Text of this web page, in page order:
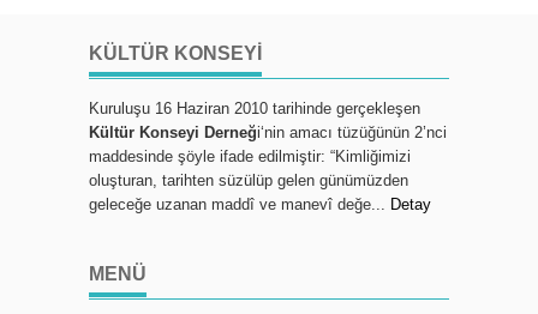
KÜLTÜR KONSEYI
Kuruluşu 16 Haziran 2010 tarihinde gerçekleşen
Kültür Konseyi Derneği‘nin amacı tüzüğünün 2’nci
maddesinde şöyle ifade edilmiştir: “Kimliğimizi
oluşturan, tarihten süzülüp gelen günümüzden
geleceğe uzanan maddî ve manevî değe... Detay
MENÜ